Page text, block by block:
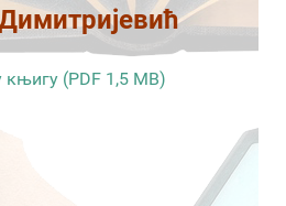
(PDF 1,5 MB)